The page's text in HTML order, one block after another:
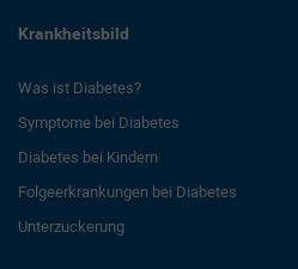
Krankheitsbild
Was ist Diabetes?
Symptome bei Diabetes
Diabetes bei Kindern
Folgeerkrankungen bei Diabetes
Unterzuckerung